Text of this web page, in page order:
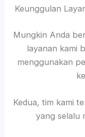
Keunggulan
Mungkin Anda
layanan kami
menggunakan
Kedua, tim kami
yang selalu